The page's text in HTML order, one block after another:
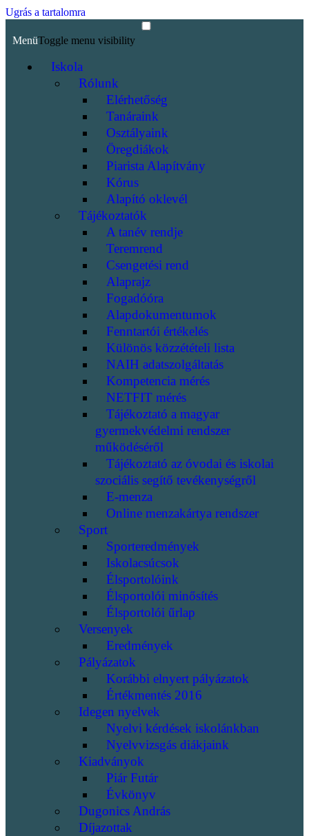
Ugrás a tartalomra
MenüToggle menu visibility
Iskola
Rólunk
Elérhetőség
Tanáraink
Osztályaink
Öregdiákok
Piarista Alapítvány
Kórus
Alapító oklevél
Tájékoztatók
A tanév rendje
Teremrend
Csengetési rend
Alaprajz
Fogadóóra
Alapdokumentumok
Fenntartói értékelés
Különös közzétételi lista
NAIH adatszolgáltatás
Kompetencia mérés
NETFIT mérés
Tájékoztató a magyar
gyermekvédelmi rendszer
működéséről
Tájékoztató az óvodai és iskolai
szociális segítő tevékenységről
E-menza
Online menzakártya rendszer
Sport
Sporteredmények
Iskolacsúcsok
Élsportolóink
Élsportolói minősítés
Élsportolói űrlap
Versenyek
Eredmények
Pályázatok
Korábbi elnyert pályázatok
Értékmentés 2016
Idegen nyelvek
Nyelvi kérdések iskolánkban
Nyelvvizsgás diákjaink
Kiadványok
Piár Futár
Évkönyv
Dugonics András
Díjazottak